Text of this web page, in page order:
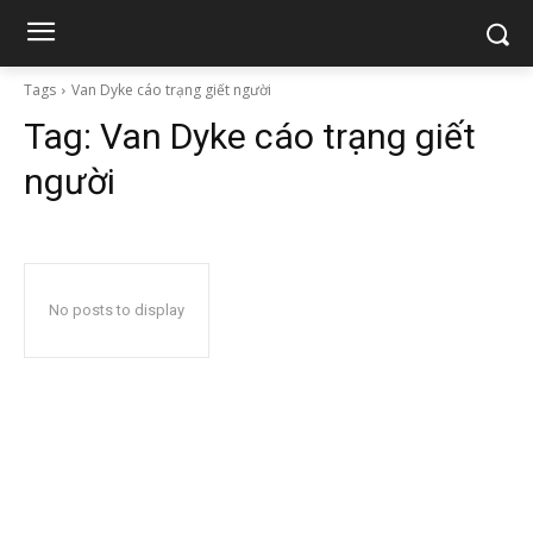
Tags Van Dyke cáo trạng giết người
Tag: Van Dyke cáo trạng giết
người
No posts to display